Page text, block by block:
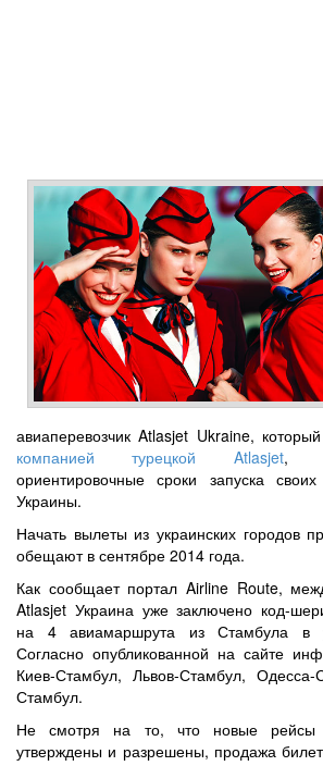
авиаперевозчик Atlasjet Ukraine,
компанией турецкой Atlasjet,
ориентировочные сроки запуска
Украины.
Начать вылеты из украинских городов
обещают в сентябре 2014 года.
Как сообщает портал Airline Route,
Atlasjet Украина уже заключено код-
на 4 авиамаршрута из Стамбула в
Согласно опубликованной на сайте
Киев-Стамбул, Львов-Стамбул,
Стамбул.
Не смотря на то, что новые рейсы
утверждены и разрешены, продажа